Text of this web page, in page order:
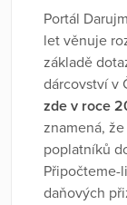
Portál
let věnuje
základě
dárcovství v
zde v roce
znamená,
poplatníků
Připočteme-
daňových